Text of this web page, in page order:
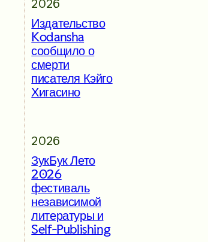
2026
Издательство
Kodansha
сообщило о
смерти
писателя Кэйго
Хигасино
2026
ЗукБук Лето
2026
фестиваль
независимой
литературы и
Self-Publishing